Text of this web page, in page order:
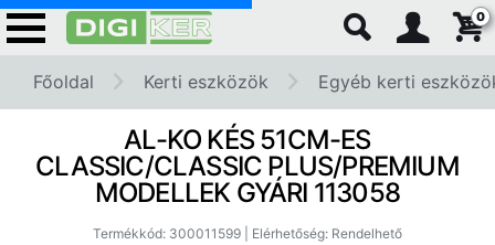
0
Főoldal Kerti eszközök Egyéb kerti
AL-KO KÉS 51CM-ES
CLASSIC/CLASSIC PLUS/PREMIUM
MODELLEK GYÁRI 113058
Termékkód: 300011599 | Elérhetőség: Rendelhető